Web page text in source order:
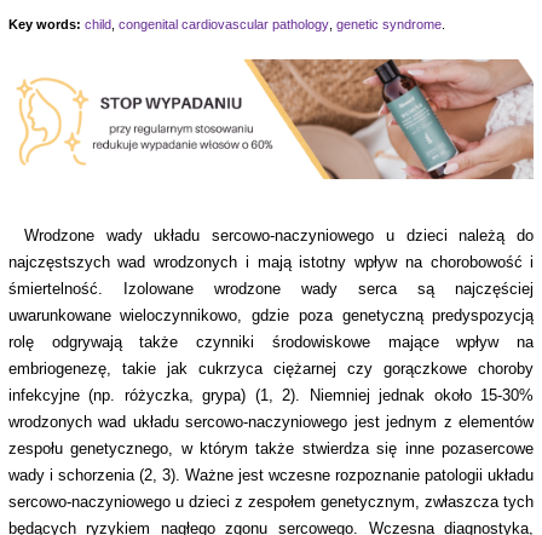
Key words: child, congenital cardiovascular pathology, genetic syndrome.
Wrodzone wady układu sercowo-naczyniowego u dzieci należą do
najczęstszych wad wrodzonych i mają istotny wpływ na chorobowość i
śmiertelność. Izolowane wrodzone wady serca są najczęściej
uwarunkowane wieloczynnikowo, gdzie poza genetyczną predyspozycją
rolę odgrywają także czynniki środowiskowe mające wpływ na
embriogenezę, takie jak cukrzyca ciężarnej czy gorączkowe choroby
infekcyjne (np. różyczka, grypa) (1, 2). Niemniej jednak około 15-30%
wrodzonych wad układu sercowo-naczyniowego jest jednym z elementów
zespołu genetycznego, w którym także stwierdza się inne pozasercowe
wady i schorzenia (2, 3). Ważne jest wczesne rozpoznanie patologii układu
sercowo-naczyniowego u dzieci z zespołem genetycznym, zwłaszcza tych
będących ryzykiem nagłego zgonu sercowego. Wczesna diagnostyka,